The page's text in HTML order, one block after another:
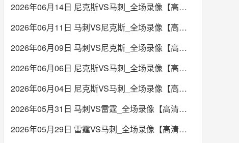
2026年06月14日 尼克斯VS马刺_全场录像【高清回放】
2026年06月11日 马刺VS尼克斯_全场录像【高清回放】
2026年06月09日 马刺VS尼克斯_全场录像【高清回放】
2026年06月06日 尼克斯VS马刺_全场录像【高清回放】
2026年06月04日 尼克斯VS马刺_全场录像【高清回放】
2026年05月31日 马刺VS雷霆_全场录像【高清回放】
2026年05月29日 雷霆VS马刺_全场录像【高清回放】